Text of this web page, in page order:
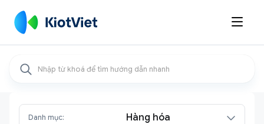

Danh mục: Hàng hóa